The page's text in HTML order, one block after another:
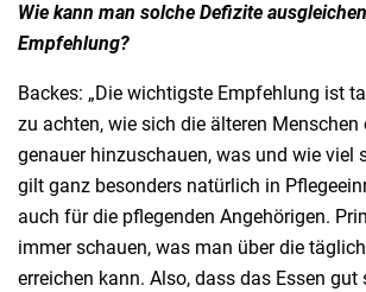
Wie kann man solche Defizite
Empfehlung?
Backes: „Die wichtigste Empfehlung ist
zu achten, wie sich die älteren Menschen
genauer hinzuschauen, was und wie viel
gilt ganz besonders natürlich in
auch für die pflegenden Angehörigen.
immer schauen, was man über die
erreichen kann. Also, dass das Essen gut